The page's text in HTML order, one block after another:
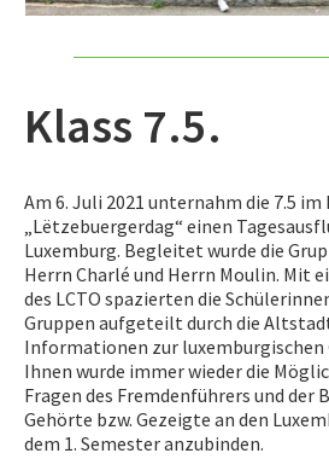
Klass 7.5.
Am 6. Juli 2021 unternahm die 7.5 im
„Lëtzebuergerdag“ einen
Luxemburg. Begleitet wurde die
Herrn Charlé und Herrn Moulin. Mit
des LCTO spazierten die
Gruppen aufgeteilt durch die
Informationen zur luxemburgischen
Ihnen wurde immer wieder die
Fragen des Fremdenführers und der
Gehörte bzw. Gezeigte an den
dem 1. Semester anzubinden.